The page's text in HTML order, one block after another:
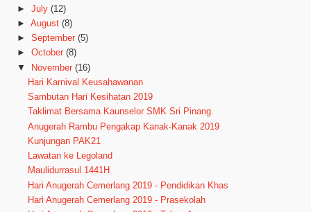
► July (12)
► August (8)
► September (5)
► October (8)
▼
November (16)
Hari Karnival Keusahawanan
Sambutan Hari Kesihatan 2019
Taklimat Bersama Kaunselor SMK Sri Pinang.
Anugerah Rambu Pengakap Kanak-Kanak 2019
Kunjungan PAK21
Lawatan ke Legoland
Maulidurrasul 1441H
Hari Anugerah Cemerlang 2019 - Pendidikan Khas
Hari Anugerah Cemerlang 2019 - Prasekolah